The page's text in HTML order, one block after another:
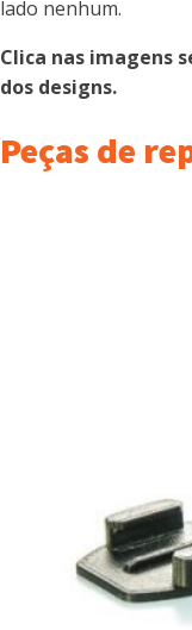
lado nenhum.
Clica nas imagens
dos designs.
Peças de